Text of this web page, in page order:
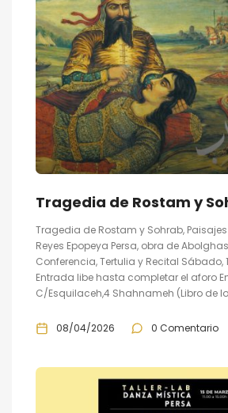
Tragedia de Rostam y Sohrab, Paisajes
Reyes Epopeya Persa, obra de
Conferencia, Tertulia y Recital Sábado,
Entrada libe hasta completar el aforo
C/Esquilaceh,4 Shahnameh (Libro de
08/04/2026 0 Comentario